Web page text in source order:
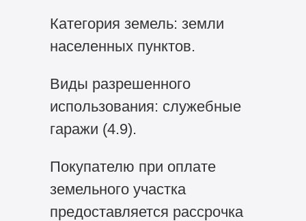
Категория земель: земли
населенных пунктов.
Виды разрешенного
использования: служебные
гаражи (4.9).
Покупателю при оплате
земельного участка
предоставляется рассрочка